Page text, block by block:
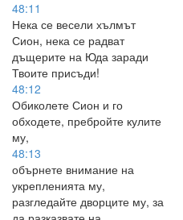
48:11
Нека се весели хълмът
Сион, нека се радват
дъщерите на Юда заради
Твоите присъди!
48:12
Обиколете Сион и го
обходете, пребройте кулите
му,
48:13
обърнете внимание на
укрепленията му,
разгледайте дворците му, за